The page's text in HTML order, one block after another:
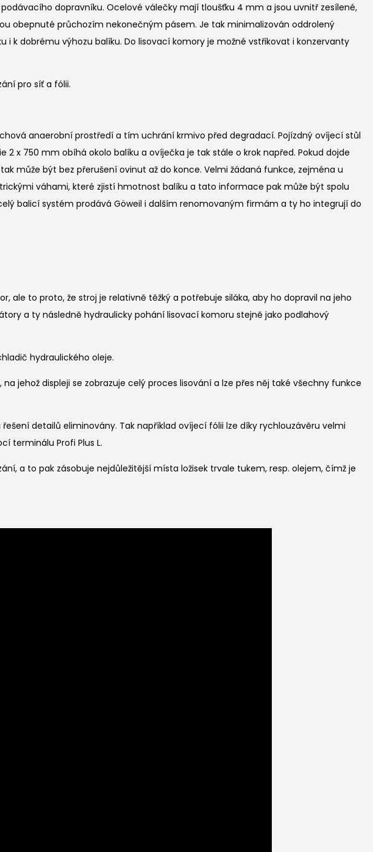
dopravníku. Ocelové válečky mají tloušťku 4 mm a jsou uvnitř zesílené,
obepnuté průchozím nekonečným pásem. Je tak minimalizován oddrolený
k dobrému výhozu balíku. Do lisovací komory je možné vstřikovat i konzervanty
pro síť a fólii.
anaerobní prostředí a tím uchrání krmivo před degradací. Pojízdný ovíjecí stůl
x 750 mm obíhá okolo balíku a ovíječka je tak stále o krok napřed. Pokud dojde
může být bez přerušení ovinut až do konce. Velmi žádaná funkce, zejména u
váhami, které zjistí hmotnost balíku a tato informace pak může být spolu
balicí systém prodává Göweil i dalším renomovaným firmám a ty ho integrují do
ale to proto, že stroj je relativně těžký a potřebuje siláka, aby ho dopravil na jeho
a ty následně hydraulicky pohání lisovací komoru stejně jako podlahový
hydraulického oleje.
jehož displeji se zobrazuje celý proces lisování a lze přes něj také všechny funkce
detailů eliminovány. Tak například ovíjecí fólii lze díky rychlouzávěru velmi
terminálu Profi Plus L.
a to pak zásobuje nejdůležitější místa ložisek trvale tukem, resp. olejem, čímž je